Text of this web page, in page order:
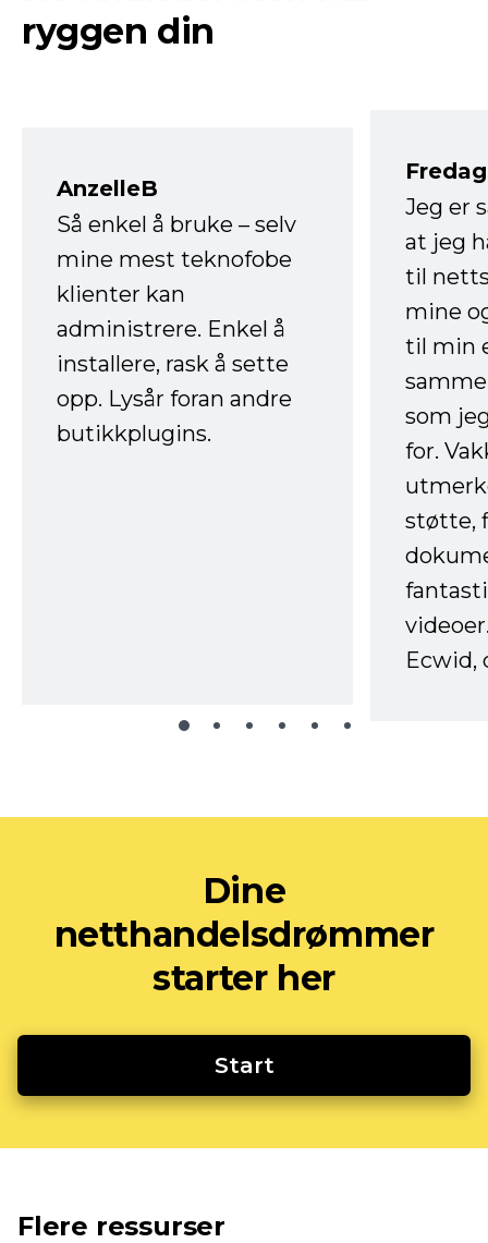
ryggen din
AnzelleB
Så enkel å bruke – selv
mine mest teknofobe
klienter kan
administrere. Enkel å
installere, rask å sette
opp. Lysår foran andre
butikkplugins.
Jeg er
at jeg
til
mine
til min
som
for.
støtte,
Ecwid,
Dine
netthandelsdrømmer
starter her
Start
Flere ressurser